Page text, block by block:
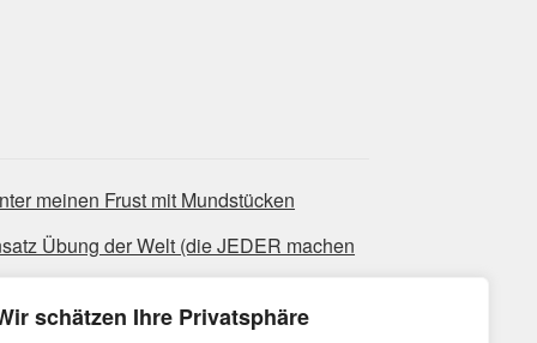
schätzen Ihre Privatsphäre
meinen Frust mit Mundstücken
Übung der Welt (die JEDER machen
Licks, die super bluesig klingen